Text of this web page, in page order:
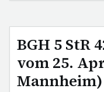
BGH 5 StR
vom 25.
Mannheim)